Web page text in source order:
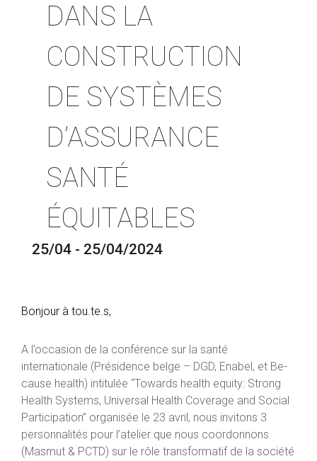
DANS LA
CONSTRUCTION
DE SYSTÈMES
D’ASSURANCE
SANTÉ
ÉQUITABLES
25/04 - 25/04/2024
Bonjour à tou.te.s,
A l’occasion de la conférence sur la santé
internationale (Présidence belge – DGD, Enabel, et Be-
cause health) intitulée “Towards health equity: Strong
Health Systems, Universal Health Coverage and Social
Participation” organisée le 23 avril, nous invitons 3
personnalités pour l’atelier que nous coordonnons
(Masmut & PCTD) sur le rôle transformatif de la société